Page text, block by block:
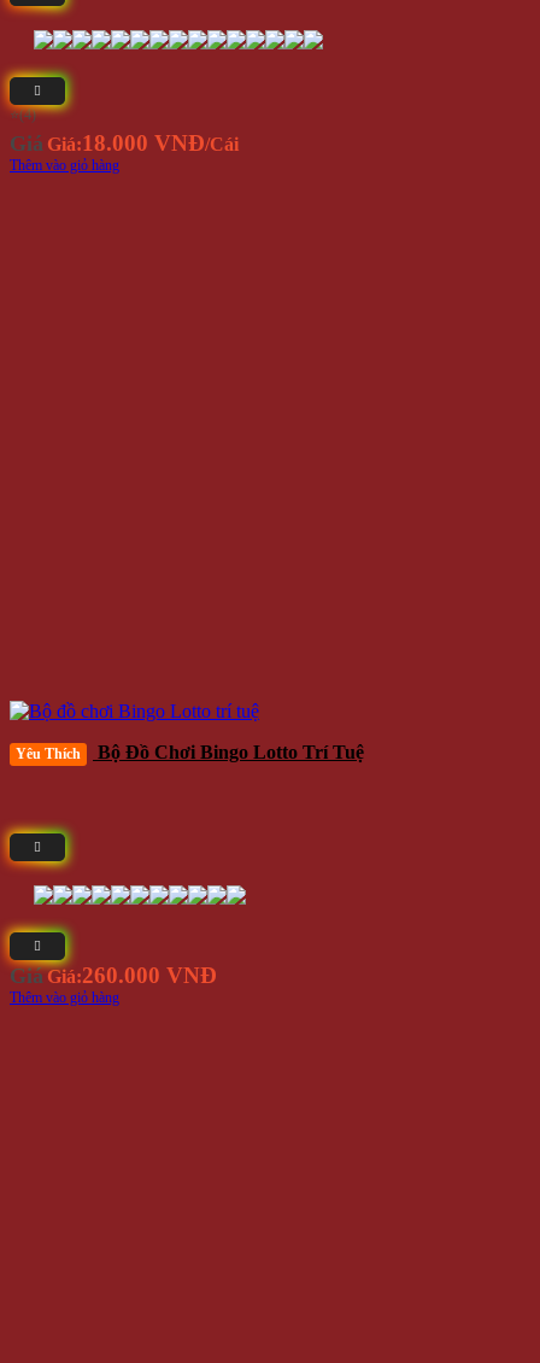
⭐(4)
Giá Giá:18.000 VNĐ/Cái
Thêm vào giỏ hàng
Yêu Thích Bộ Đồ Chơi Bingo Lotto Trí Tuệ
Giá Giá:260.000 VNĐ
Thêm vào giỏ hàng